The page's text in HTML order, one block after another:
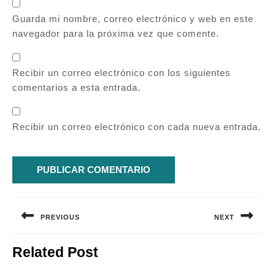
Guarda mi nombre, correo electrónico y web en este
navegador para la próxima vez que comente.
Recibir un correo electrónico con los siguientes
comentarios a esta entrada.
Recibir un correo electrónico con cada nueva entrada.
de
PREVIOUS
anterior:
NEXT
Related Post